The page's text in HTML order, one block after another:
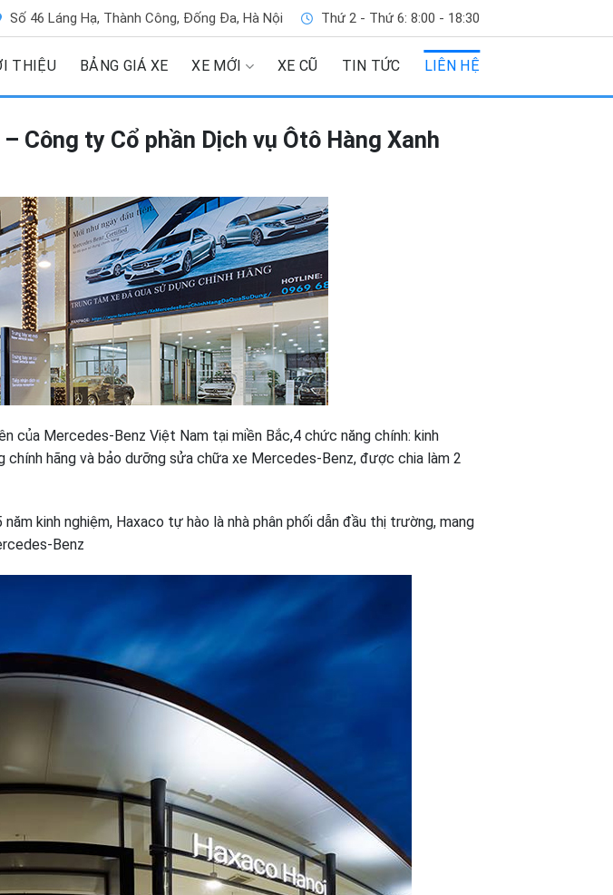
Số 46 Láng Hạ, Thành Công, Đống Đa, Hà Nội Thứ 2 - Thứ 6: 8:00 - 18:30
THIỆU BẢNG GIÁ XE XE MỚI XE CŨ TIN TỨC LIÊN HỆ
Công ty Cổ phần Dịch vụ Ôtô Hàng Xanh
của Mercedes-Benz Việt Nam tại miền Bắc,4 chức năng chính: kinh
chính hãng và bảo dưỡng sửa chữa xe Mercedes-Benz, được chia làm 2
kinh nghiệm, Haxaco tự hào là nhà phân phối dẫn đầu thị trường, mang
Benz